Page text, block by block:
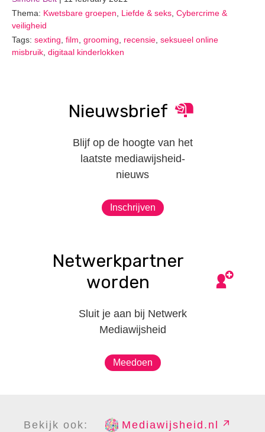
Thema: Kwetsbare groepen Liefde & seks Cybercrime &
veiligheid
Tags: sexting film grooming recensie seksueel online
misbruik digitaal kinderlokken
Nieuwsbrief
Blijf op de hoogte van het
laatste mediawijsheid-
nieuws
Inschrijven
Netwerkpartner
worden
Sluit je aan bij Netwerk
Mediawijsheid
Meedoen
Bekijk ook: Mediawijsheid.nl